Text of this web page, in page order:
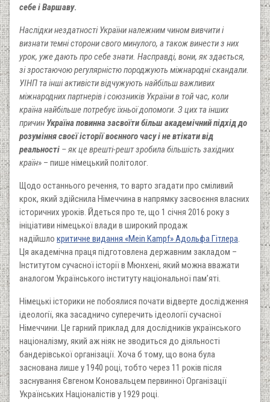
себе і Варшаву.
Наслідки нездатності України належним чином вивчити і
визнати темні сторони свого минулого, а також винести з них
урок, уже дають про себе знати. Насправді, вони, як здається,
зі зростаючою регулярністю породжують міжнародні скандали.
УІНП та інші активісти відчужують найбільш важливих
міжнародних партнерів і союзників України в той час, коли
країна найбільше потребує їхньої допомоги. З цих та інших
причин Україна повинна засвоїти більш академічний підхід до
розуміння своєї історії воєнного часу і не втікати від
реальності – як це врешті-решт зробила більшість західних
країн» – пише німецький політолог.
Щодо останнього речення, то варто згадати про сміливий
крок, який здійснила Німеччина в напрямку засвоєння власних
історичних уроків. Йдеться про те, що 1 січня 2016 року з
ініціативи німецької влади в широкий продаж
надійшло критичне видання «Mein Kampf» Адольфа Гітлера.
Ця академічна праця підготовлена державним закладом –
Інститутом сучасної історії в Мюнхені, який можна вважати
аналогом Українського інституту національної пам’яті.
Німецькі історики не побоялися почати відверте дослідження
ідеології, яка засадничо суперечить ідеології сучасної
Німеччини. Це гарний приклад для дослідників українського
націоналізму, який аж ніяк не зводиться до діяльності
бандерівської організації. Хоча б тому, що вона була
заснована лише у 1940 році, тобто через 11 років після
заснування Євгеном Коновальцем первинної Організації
Українських Націоналістів у 1929 році.